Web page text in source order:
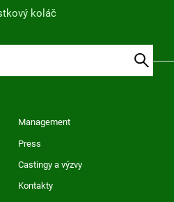
koláč
Management
Press
Castingy a výzvy
Kontakty